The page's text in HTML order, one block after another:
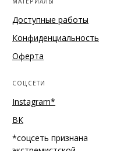
Доступные работы
Конфиденциальность
Оферта
СОЦСЕТИ
Instagram*
ВК
*соцсеть признана